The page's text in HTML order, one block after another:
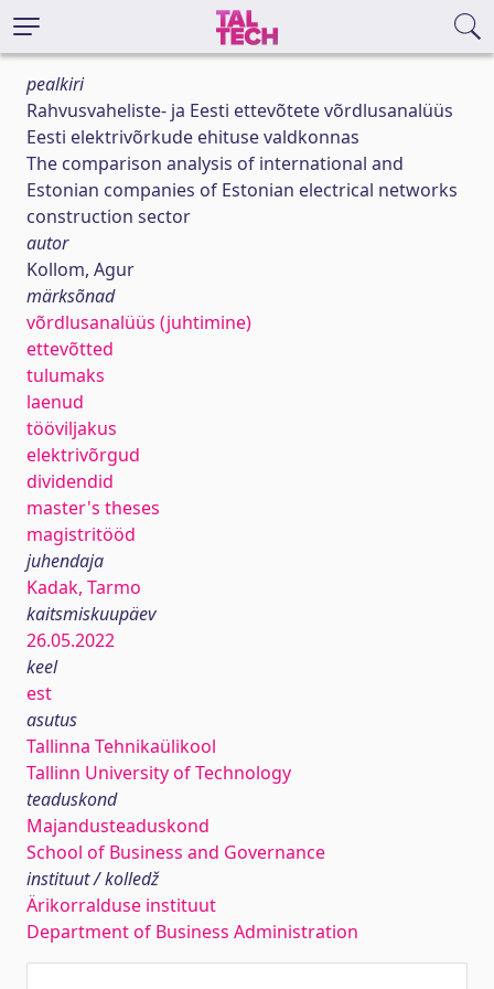
pealkiri
Rahvusvaheliste- ja Eesti ettevõtete võrdlusanalüüs
Eesti elektrivõrkude ehituse valdkonnas
The comparison analysis of international and
Estonian companies of Estonian electrical networks
construction sector
autor
Kollom, Agur
märksõnad
võrdlusanalüüs (juhtimine)
ettevõtted
tulumaks
laenud
tööviljakus
elektrivõrgud
dividendid
master's theses
magistritööd
juhendaja
Kadak, Tarmo
kaitsmiskuupäev
26.05.2022
keel
est
asutus
Tallinna Tehnikaülikool
Tallinn University of Technology
teaduskond
Majandusteaduskond
School of Business and Governance
instituut / kolledž
Ärikorralduse instituut
Department of Business Administration